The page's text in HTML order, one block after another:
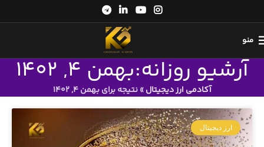
منو
آرشیو روزانه:بهمن 4, 1402
آکادمی ارز دیجیتال»نتیجه برای بهمن 4, 1402
ارز دیجیتال